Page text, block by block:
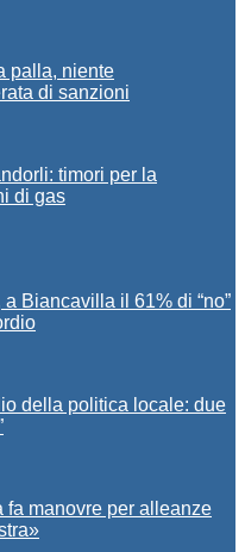
palla, niente
di sanzioni
timori per la
di gas
Biancavilla il 61% di “no”
della politica locale: due
fa manovre per alleanze